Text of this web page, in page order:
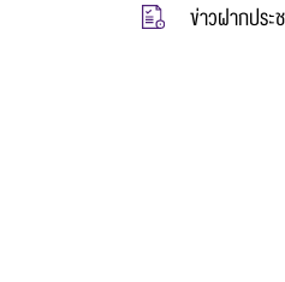
ข่าวฝากปร